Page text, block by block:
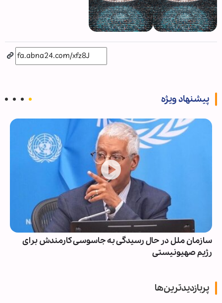
پیشنهاد ویژه
سازمان ملل در حال رسیدگی به جاسوسی کارمندش برای
رژیم صهیونیستی
پربازدیدترین‌ها